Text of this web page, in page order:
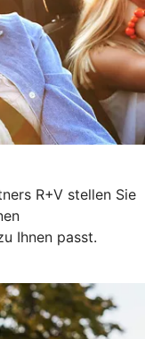
R+V stellen Sie
Ihnen passt.